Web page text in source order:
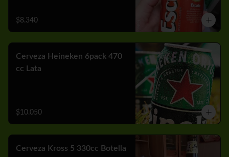
$8.340
Cerveza Heineken 6pack 470
cc Lata
$10.050
Cerveza Kross 5 330cc Botella